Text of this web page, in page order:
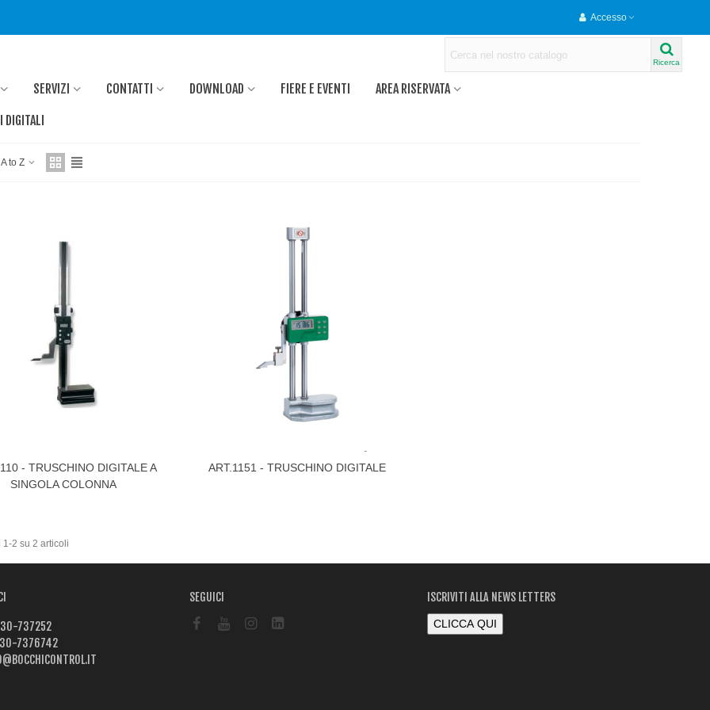
Accesso
Ricerca
SERVIZI CONTATTI DOWNLOAD FIERE E EVENTI AREA RISERVATA
DIGITALI
to Z
Di Più
- TRUSCHINO DIGITALE A
SINGOLA COLONNA
Visualizza Di Più
ART.1151 - TRUSCHINO DIGITALE
2 su 2 articoli
737252
7376742
SEGUICI ISCRIVITI ALLA NEWS LETTERS
CLICCA QUI